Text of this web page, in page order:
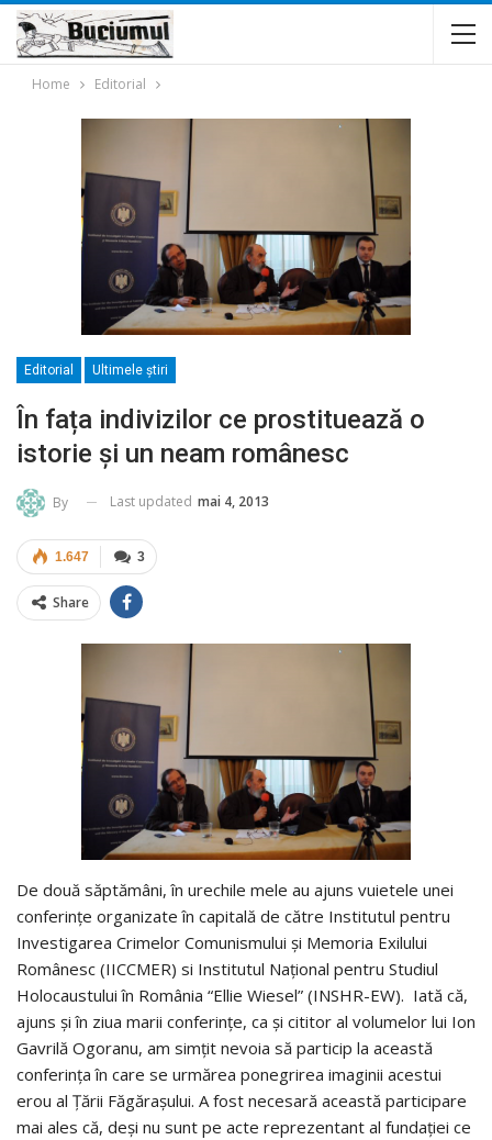
Home Editorial
Editorial Ultimele ştiri
În fața indivizilor ce prostituează o
istorie și un neam românesc
By Last updated mai 4, 2013
3
1.647
Share
De două săptămâni, în urechile mele au ajuns vuietele unei
conferințe organizate în capitală de către Institutul pentru
Investigarea Crimelor Comunismului și Memoria Exilului
Românesc (IICCMER) si Institutul Național pentru Studiul
Holocaustului în România “Ellie Wiesel” (INSHR-EW). Iată că,
ajuns și în ziua marii conferințe, ca și cititor al volumelor lui Ion
Gavrilă Ogoranu, am simțit nevoia să particip la această
conferința în care se urmărea ponegrirea imaginii acestui
erou al Țării Făgărașului. A fost necesară această participare
mai ales că, deși nu sunt pe acte reprezentant al fundației ce